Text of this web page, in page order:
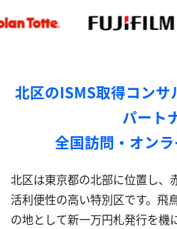
北区のISMS取得コンサ
パート
全国訪問・オン
北区は東京都の北部に位置し、
活利便性の高い特別区です。飛
の地として新一万円札発行を機